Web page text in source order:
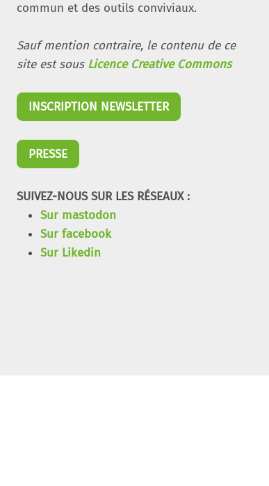
commun et des outils conviviaux.
Sauf mention contraire, le contenu de ce
site est sous Licence Creative Commons
INSCRIPTION NEWSLETTER
PRESSE
SUIVEZ-NOUS SUR LES RÉSEAUX :
Sur mastodon
Sur facebook
Sur Likedin